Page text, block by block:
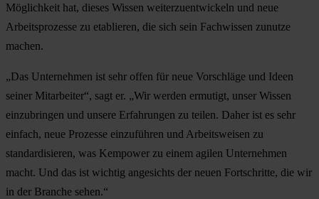
Möglichkeit hat, dieses Wissen weiterzuentwickeln und neue
Arbeitsprozesse zu etablieren, die sich sein Fachwissen zunutze
machen.
„Das Unternehmen ist sehr offen für neue Vorschläge und Ideen
seiner Mitarbeiter“, sagt er. „Wir werden ermutigt, unser Wissen
einzubringen und unsere Erfahrungen zu teilen. Daher ist es sehr
einfach, neue Prozesse einzuführen und Arbeitsweisen zu
standardisieren, was Kempower zu einem agilen Unternehmen
macht. Und das ist wichtig angesichts der neuen Fortschritte, die wir
in der Branche sehen.“